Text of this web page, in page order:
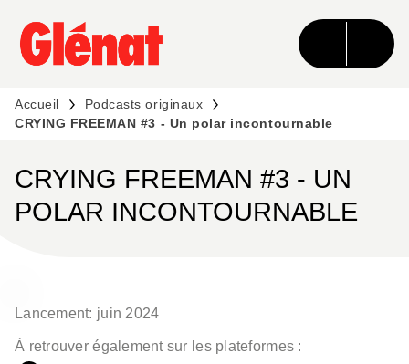
MENU RECHERCHE CONTENU
PIED DE PAGE
Accueil
Podcasts originaux
CRYING FREEMAN #3 - Un polar incontournable
CRYING FREEMAN #3 - UN
POLAR INCONTOURNABLE
Lancement: juin 2024
À retrouver également sur les plateformes :